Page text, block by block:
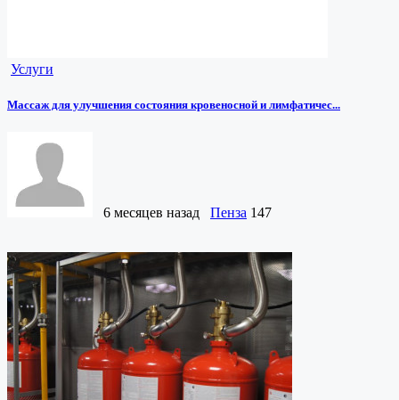
Услуги
Массаж для улучшения состояния кровеносной и лимфатичес...
6 месяцев назад Пенза 147